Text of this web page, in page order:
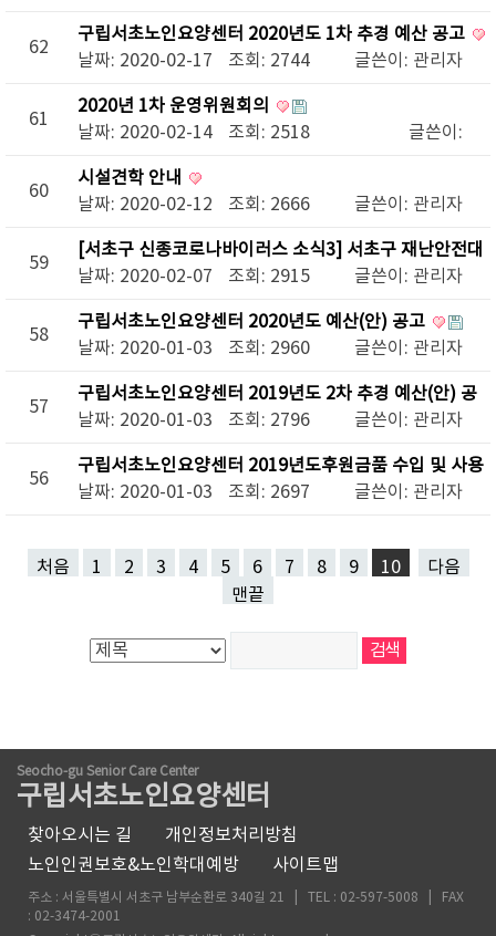
62
구립서초노인요양센터 2020년도 1차 추경 예산 공고
날짜: 2020-02-17
조회: 2744 글쓴이: 관리자
61
2020년 1차 운영위원회의
날짜: 2020-02-14
조회: 2518 글쓴이:
60
시설견학 안내
날짜: 2020-02-12
조회: 2666 글쓴이: 관리자
59
[서초구 신종코로나바이러스 소식3] 서초구 재난안전대
책본부
날짜: 2020-02-07 조회: 2915 글쓴이: 관리자
58
구립서초노인요양센터 2020년도 예산(안) 공고
날짜: 2020-01-03
조회: 2960 글쓴이: 관리자
57
구립서초노인요양센터 2019년도 2차 추경 예산(안) 공
고
날짜: 2020-01-03 조회: 2796 글쓴이: 관리자
56
구립서초노인요양센터 2019년도후원금품 수입 및 사용
내역
날짜: 2020-01-03 조회: 2697 글쓴이: 관리자
처음 1 2 3 4 5 6 7 8 9 10
다음
맨끝
Seocho-gu Senior Care Center
구립서초노인요양센터
찾아오시는 길
개인정보처리방침
노인인권보호&노인학대예방
사이트맵
주소 : 서울특별시 서초구 남부순환로 340길 21 | TEL : 02-597-5008 | FAX
: 02-3474-2001